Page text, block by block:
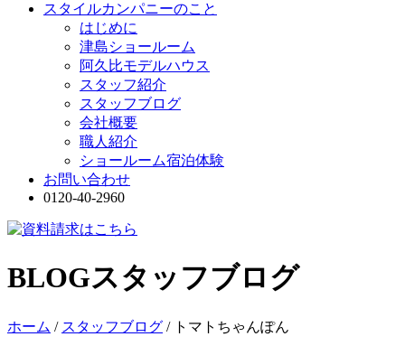
スタイルカンパニーのこと
はじめに
津島ショールーム
阿久比モデルハウス
スタッフ紹介
スタッフブログ
会社概要
職人紹介
ショールーム宿泊体験
お問い合わせ
0120-40-2960
BLOGスタッフブログ
ホーム / スタッフブログ / トマトちゃんぽん